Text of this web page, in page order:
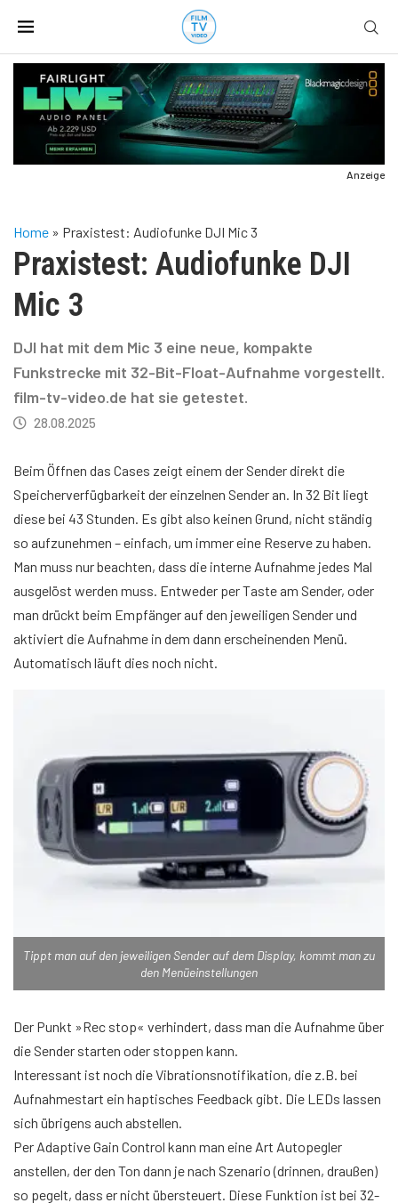
Anzeige
Home » Praxistest: Audiofunke DJI Mic 3
Praxistest: Audiofunke DJI
Mic 3
DJI hat mit dem Mic 3 eine neue, kompakte
Funkstrecke mit 32-Bit-Float-Aufnahme vorgestellt.
film-tv-video.de hat sie getestet.
28.08.2025
Beim Öffnen das Cases zeigt einem der Sender direkt die
Speicherverfügbarkeit der einzelnen Sender an. In 32 Bit liegt
diese bei 43 Stunden. Es gibt also keinen Grund, nicht ständig
so aufzunehmen – einfach, um immer eine Reserve zu haben.
Man muss nur beachten, dass die interne Aufnahme jedes Mal
ausgelöst werden muss. Entweder per Taste am Sender, oder
man drückt beim Empfänger auf den jeweiligen Sender und
aktiviert die Aufnahme in dem dann erscheinenden Menü.
Automatisch läuft dies noch nicht.
Tippt man auf den jeweiligen Sender auf dem Display, kommt man zu
den Menüeinstellungen
Der Punkt »Rec stop« verhindert, dass man die Aufnahme über
die Sender starten oder stoppen kann.
Interessant ist noch die Vibrationsnotifikation, die z.B. bei
Aufnahmestart ein haptisches Feedback gibt. Die LEDs lassen
sich übrigens auch abstellen.
Per Adaptive Gain Control kann man eine Art Autopegler
anstellen, der den Ton dann je nach Szenario (drinnen, draußen)
so pegelt, dass er nicht übersteuert. Diese Funktion ist bei 32-